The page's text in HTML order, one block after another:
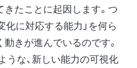
たことに起因します。つ
化に対応する能力」を何ら
きが進んでいるのです。
な、新しい能力の可視化